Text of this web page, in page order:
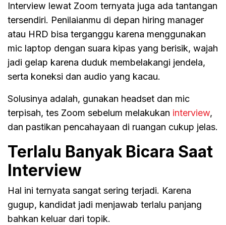
Interview lewat Zoom ternyata juga ada tantangan
tersendiri. Penilaianmu di depan hiring manager
atau HRD bisa terganggu karena menggunakan
mic laptop dengan suara kipas yang berisik, wajah
jadi gelap karena duduk membelakangi jendela,
serta koneksi dan audio yang kacau.
Solusinya adalah, gunakan headset dan mic
terpisah, tes Zoom sebelum melakukan interview,
dan pastikan pencahayaan di ruangan cukup jelas.
Terlalu Banyak Bicara Saat
Interview
Hal ini ternyata sangat sering terjadi. Karena
gugup, kandidat jadi menjawab terlalu panjang
bahkan keluar dari topik.